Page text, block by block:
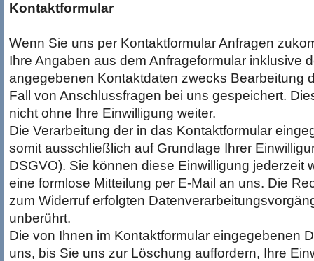
Kontaktformular
Wenn Sie uns per Kontaktformular Anfragen
Ihre Angaben aus dem Anfrageformular inklusive
angegebenen Kontaktdaten zwecks Bearbeitung
Fall von Anschlussfragen bei uns gespeichert.
nicht ohne Ihre Einwilligung weiter.
Die Verarbeitung der in das Kontaktformular
somit ausschließlich auf Grundlage Ihrer
DSGVO). Sie können diese Einwilligung jederzeit
eine formlose Mitteilung per E-Mail an uns. Die
zum Widerruf erfolgten
unberührt.
Die von Ihnen im Kontaktformular eingegebenen
uns, bis Sie uns zur Löschung auffordern, Ihre